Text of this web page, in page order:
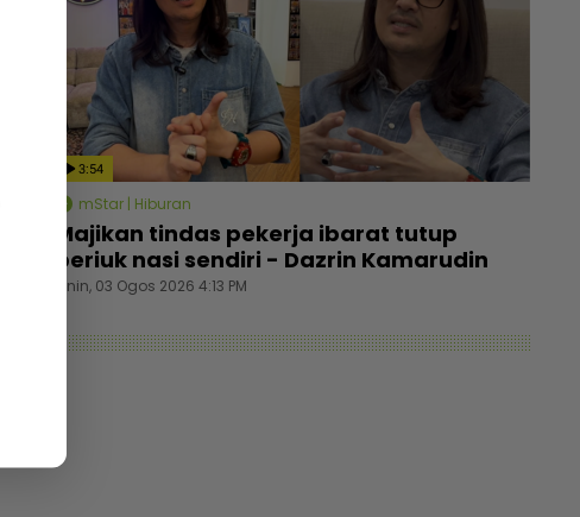
3:54
mStar | Hiburan
Majikan tindas pekerja ibarat tutup
periuk nasi sendiri - Dazrin Kamarudin
Isnin, 03 Ogos 2026 4:13 PM